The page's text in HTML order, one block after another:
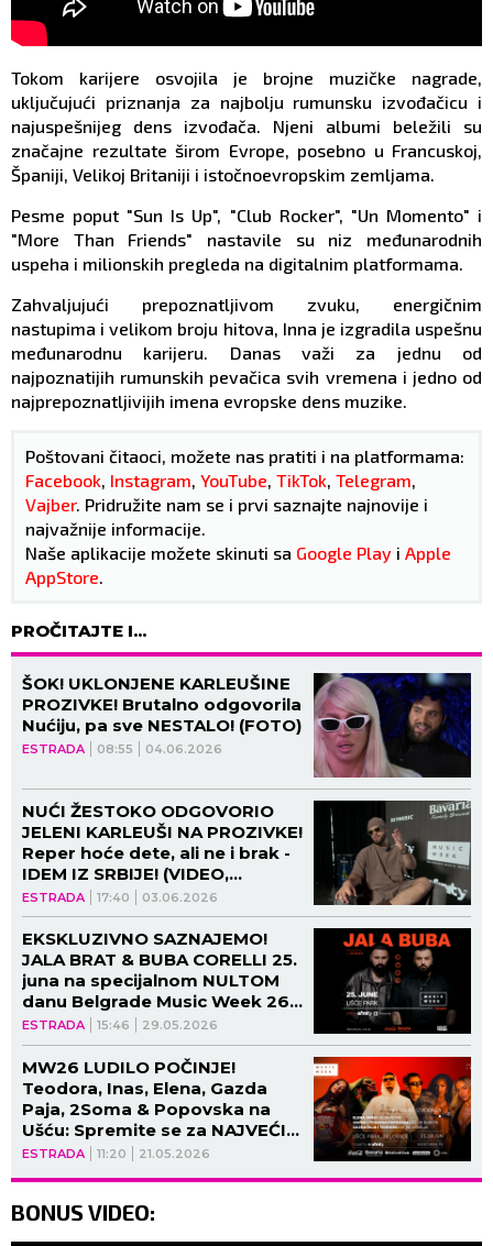
Tokom karijere osvojila je brojne muzičke nagrade,
uključujući priznanja za najbolju rumunsku izvođačicu i
najuspešnijeg dens izvođača. Njeni albumi beležili su
značajne rezultate širom Evrope, posebno u Francuskoj,
Španiji, Velikoj Britaniji i istočnoevropskim zemljama.
Pesme poput "Sun Is Up", "Club Rocker", "Un Momento" i
"More Than Friends" nastavile su niz međunarodnih
uspeha i milionskih pregleda na digitalnim platformama.
Zahvaljujući prepoznatljivom zvuku, energičnim
nastupima i velikom broju hitova, Inna je izgradila uspešnu
međunarodnu karijeru. Danas važi za jednu od
najpoznatijih rumunskih pevačica svih vremena i jedno od
najprepoznatljivijih imena evropske dens muzike.
Poštovani čitaoci, možete nas pratiti i na platformama:
Facebook, Instagram, YouTube, TikTok, Telegram,
Vajber. Pridružite nam se i prvi saznajte najnovije i
najvažnije informacije.
Naše aplikacije možete skinuti sa Google Play i Apple
AppStore.
PROČITAJTE I...
ESTRADA 08:55 04.06.2026
ŠOK! UKLONJENE KARLEUŠINE
PROZIVKE! Brutalno odgovorila
Nućiju, pa sve NESTALO! (FOTO)
ESTRADA 17:40 03.06.2026
NUĆI ŽESTOKO ODGOVORIO
JELENI KARLEUŠI NA PROZIVKE!
Reper hoće dete, ali ne i brak -
IDEM IZ SRBIJE! (VIDEO,
GALERIJA)
ESTRADA 15:46 29.05.2026
EKSKLUZIVNO SAZNAJEMO!
JALA BRAT & BUBA CORELLI 25.
juna na specijalnom NULTOM
danu Belgrade Music Week 26
na UŠĆU
ESTRADA 11:20 21.05.2026
MW26 LUDILO POČINJE!
Teodora, Inas, Elena, Gazda
Paja, 2Soma & Popovska na
Ušću: Spremite se za NAJVEĆI
LETNJI SPEKTAKL na Balkanu -
BONUS VIDEO: